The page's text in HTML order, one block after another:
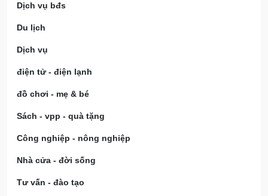
Dịch vụ bđs
Du lịch
Dịch vụ
điện tử - điện lạnh
đồ chơi - mẹ & bé
Sách - vpp - quà tặng
Công nghiệp - nông nghiệp
Nhà cửa - đời sống
Tư vấn - đào tạo